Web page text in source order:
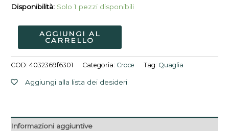
Disponibilità: Solo 1 pezzi disponibili
AGGIUNGI AL
CARRELLO
COD:4032369f6301 Categoria: Croce Tag: Quaglia
Aggiungi alla lista dei desideri
Informazioni aggiuntive